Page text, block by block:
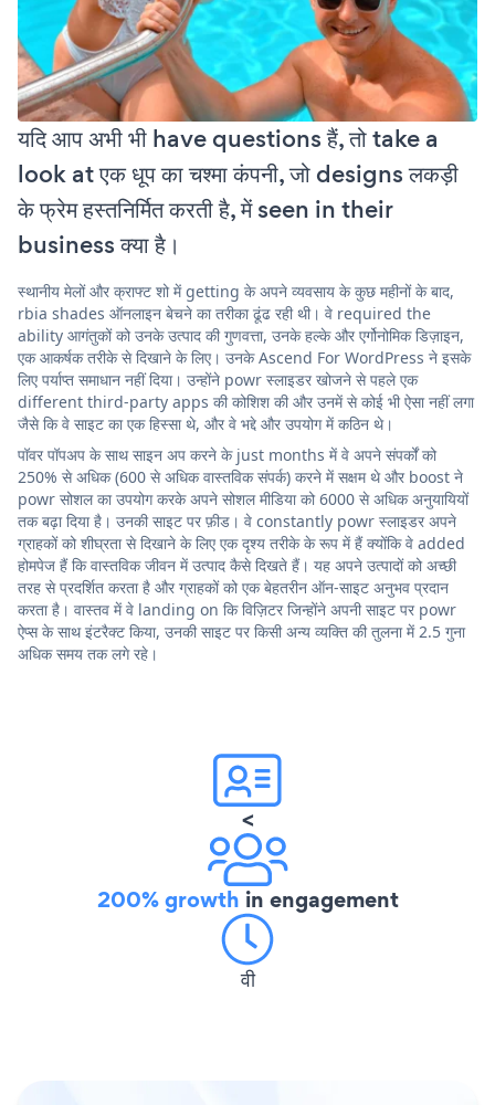
यदि आप अभी भी have questions हैं, तो take a
look at एक धूप का चश्मा कंपनी, जो designs लकड़ी
के फ्रेम हस्तनिर्मित करती है, में seen in their
business क्या है।
स्थानीय मेलों और क्राफ्ट शो में getting के अपने व्यवसाय के कुछ महीनों के बाद,
rbia shades ऑनलाइन बेचने का तरीका ढूंढ रही थी। वे required the
ability आगंतुकों को उनके उत्पाद की गुणवत्ता, उनके हल्के और एर्गोनोमिक डिज़ाइन,
एक आकर्षक तरीके से दिखाने के लिए। उनके Ascend For WordPress ने इसके
लिए पर्याप्त समाधान नहीं दिया। उन्होंने powr स्लाइडर खोजने से पहले एक
different third-party apps की कोशिश की और उनमें से कोई भी ऐसा नहीं लगा
जैसे कि वे साइट का एक हिस्सा थे, और वे भद्दे और उपयोग में कठिन थे।
पॉवर पॉपअप के साथ साइन अप करने के just months में वे अपने संपर्कों को
250% से अधिक (600 से अधिक वास्तविक संपर्क) करने में सक्षम थे और boost ने
powr सोशल का उपयोग करके अपने सोशल मीडिया को 6000 से अधिक अनुयायियों
तक बढ़ा दिया है। उनकी साइट पर फ़ीड। वे constantly powr स्लाइडर अपने
ग्राहकों को शीघ्रता से दिखाने के लिए एक दृश्य तरीके के रूप में हैं क्योंकि वे added
होमपेज हैं कि वास्तविक जीवन में उत्पाद कैसे दिखते हैं। यह अपने उत्पादों को अच्छी
तरह से प्रदर्शित करता है और ग्राहकों को एक बेहतरीन ऑन-साइट अनुभव प्रदान
करता है। वास्तव में वे landing on कि विज़िटर जिन्होंने अपनी साइट पर powr
ऐप्स के साथ इंटरैक्ट किया, उनकी साइट पर किसी अन्य व्यक्ति की तुलना में 2.5 गुना
अधिक समय तक लगे रहे।
<
200% growth in engagement
वी